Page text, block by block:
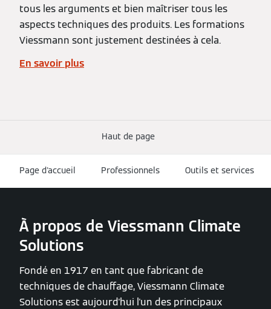
tous les arguments et bien maîtriser tous les
aspects techniques des produits. Les formations
Viessmann sont justement destinées à cela.
En savoir plus
Haut de page
Page d'accueil Professionnels Outils et services
À propos de Viessmann Climate
Solutions
Fondé en 1917 en tant que fabricant de
techniques de chauffage, Viessmann Climate
Solutions est aujourd'hui l'un des principaux